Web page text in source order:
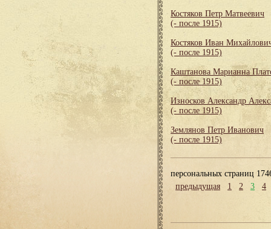
Костяков Петр Матвеевич
(- после 1915)
Костяков Иван
(- после 1915)
Каштанова Марианна
(- после 1915)
Износков Александр
(- после 1915)
Землянов Петр Иванович
(- после 1915)
персональных страниц
предыдущая
1 2 3 4